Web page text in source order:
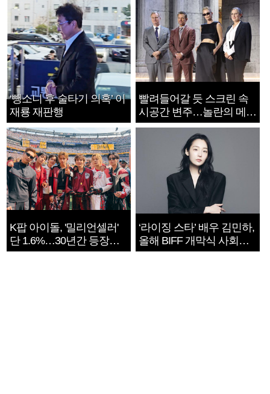
‘뺑소니 후 술타기 의혹’ 이
재룡 재판행
빨려들어갈 듯 스크린 속
시공간 변주…놀란의 메시
지는 ‘전쟁 속죄’
K팝 아이돌, '밀리언셀러'
단 1.6%…30년간 등장
1182개팀 전수조사
‘라이징 스타’ 배우 김민하,
올해 BIFF 개막식 사회자
확정